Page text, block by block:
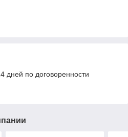
дней по договоренности